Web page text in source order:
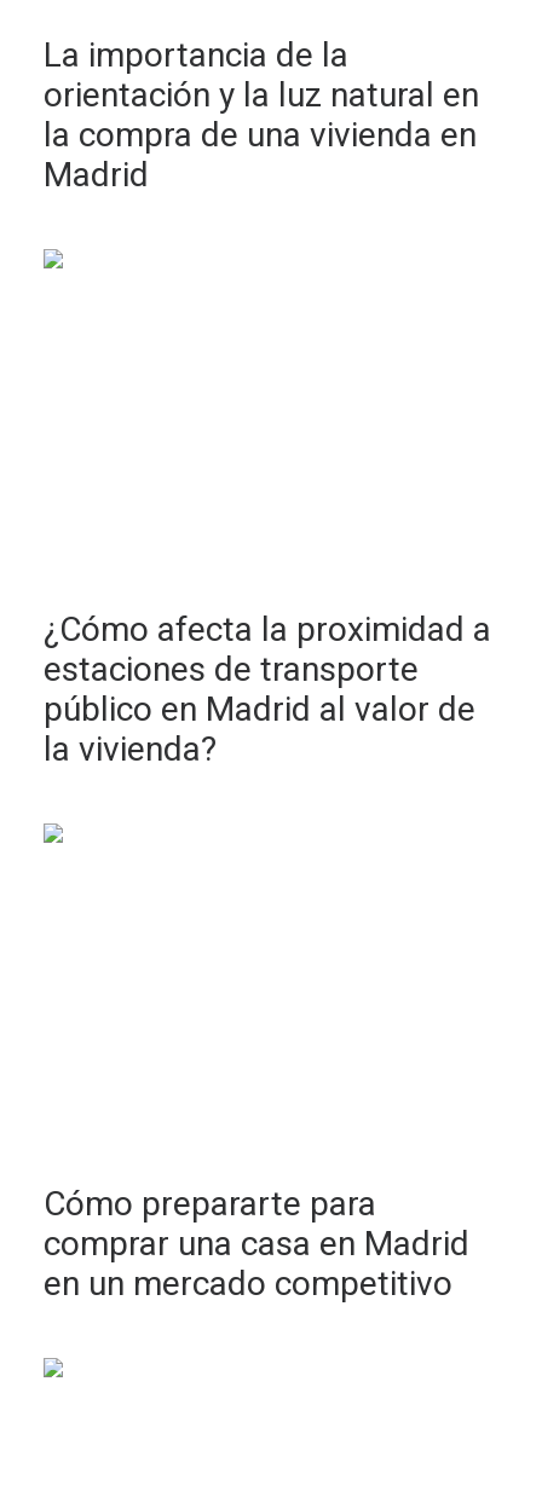
La importancia de la
orientación y la luz natural en
la compra de una vivienda en
Madrid
¿Cómo afecta la proximidad a
estaciones de transporte
público en Madrid al valor de
la vivienda?
Cómo prepararte para
comprar una casa en Madrid
en un mercado competitivo